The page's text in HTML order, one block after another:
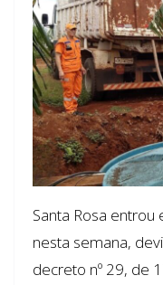
Santa Rosa
nesta semana,
decreto nº 29, de